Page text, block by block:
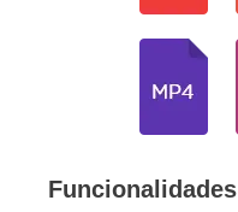
Funcionalidades